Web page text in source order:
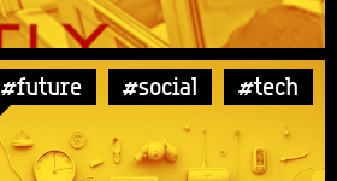
#future #social #tech